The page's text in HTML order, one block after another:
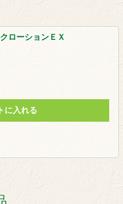
ローションＥＸ
に入れる